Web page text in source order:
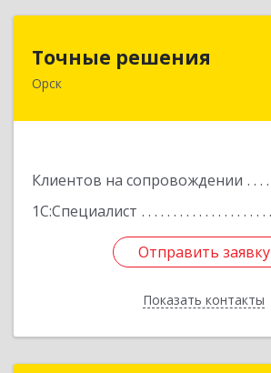
Точные решения
Орск
Клиентов на сопровождении
1С:Специалист
Отправить заявку
Показать контакты
Отправить заявку
Назад